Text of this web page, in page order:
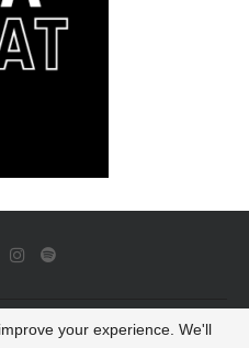
All Rights Reserved
your experience. We'll